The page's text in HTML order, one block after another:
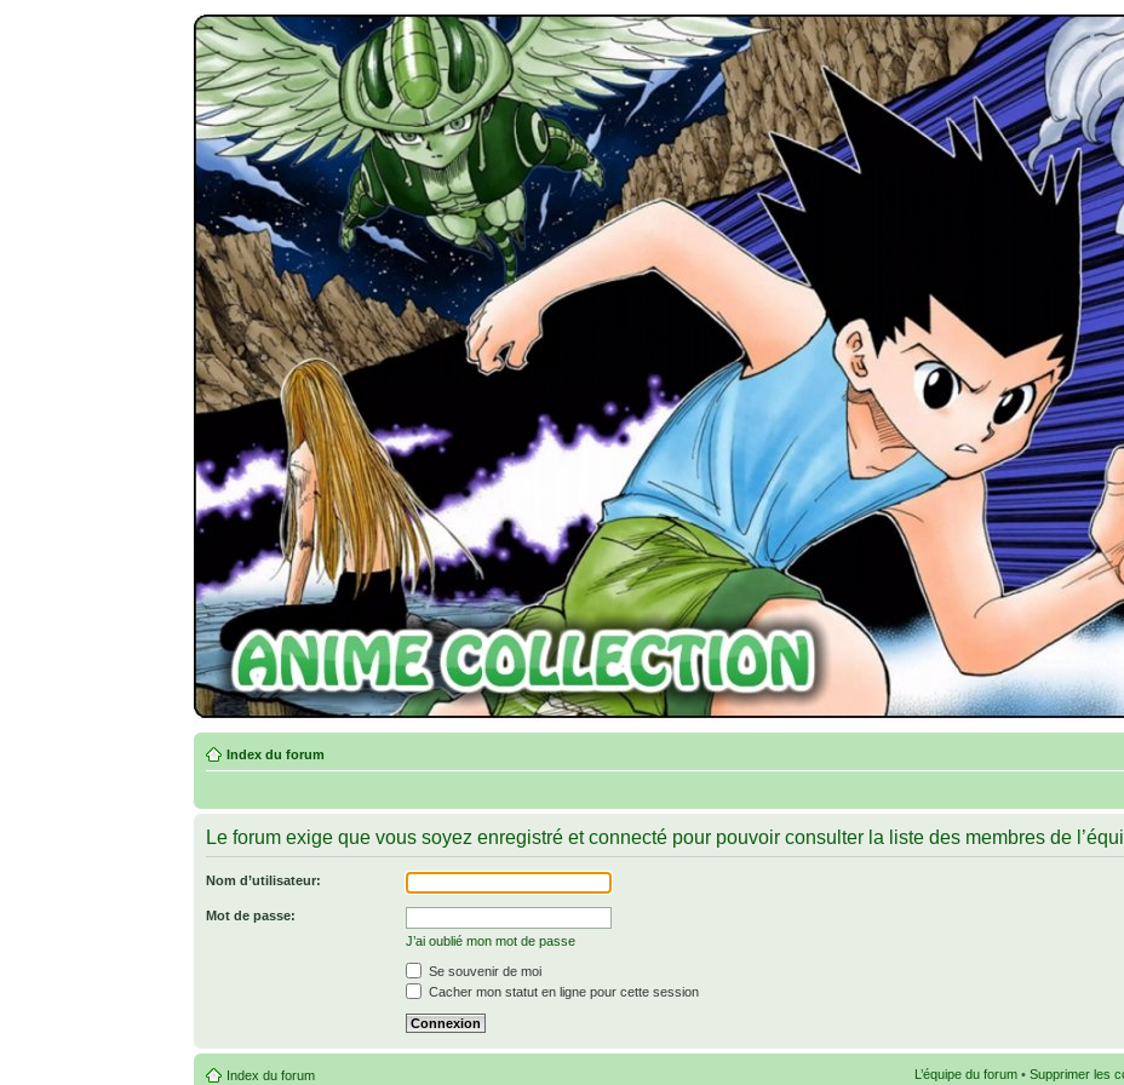
Index du forum
Le forum exige que vous soyez enregistré et connecté pour pouvoir consulter la liste des membres de
Nom d’utilisateur:
Mot de passe:
J’ai oublié mon mot de passe
Se souvenir de moi
Cacher mon statut en ligne pour cette session
Index du forum L’équipe du forum • Supprimer les